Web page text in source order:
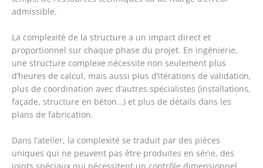
admissible.
La complexité de la structure a un impact direct et
proportionnel sur chaque phase du projet. En ingénierie,
une structure complexe nécessite non seulement plus
d’heures de calcul, mais aussi plus d’itérations de validation,
plus de coordination avec d’autres spécialistes (installations,
façade, structure en béton…) et plus de détails dans les
plans de fabrication.
Dans l’atelier, la complexité se traduit par des pièces
uniques qui ne peuvent pas être produites en série, des